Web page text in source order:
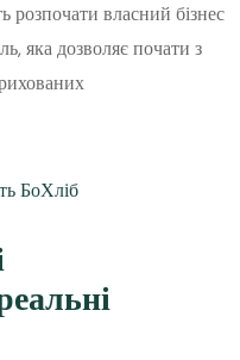
розпочати власний бізнес
яка дозволяє почати з